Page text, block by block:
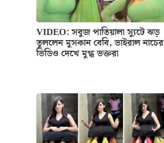
VIDEO: সবুজ পাতিয়ালা স্যুটে ঝড়
তুললেন মুসকান বেবি, ভাইরাল নাচের
ভিডিও দেখে মুগ্ধ ভক্তরা